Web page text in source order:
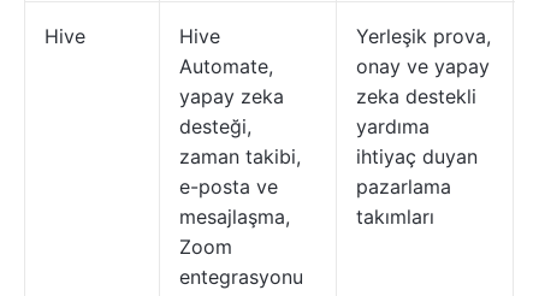
Hive
Hive
Automate,
yapay zeka
desteği,
zaman takibi,
e-posta ve
mesajlaşma,
Zoom
entegrasyonu
Yerleşik prova,
onay ve yapay
zeka destekli
yardıma
ihtiyaç duyan
pazarlama
takımları